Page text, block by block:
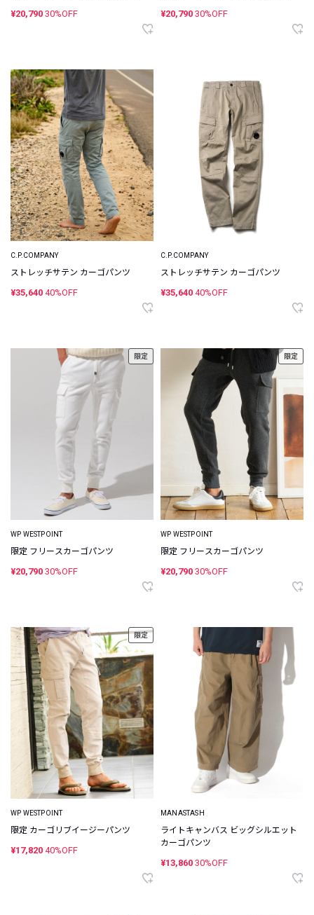
¥20,790 30%OFF ¥20,790 30%OFF
C.P.COMPANY
ストレッチサテン カーゴパンツ
¥35,640 40%OFF
C.P.COMPANY
ストレッチサテン カーゴパンツ
¥35,640 40%OFF
限定
WP WESTPOINT
限定 フリースカーゴパンツ
¥20,790 30%OFF
限定
WP WESTPOINT
限定 フリースカーゴパンツ
¥20,790 30%OFF
限定
WP WESTPOINT
限定 カーゴリブイージーパンツ
¥17,820 40%OFF
MANASTASH
ライトキャンバス ビッグシルエット
カーゴパンツ
¥13,860 30%OFF